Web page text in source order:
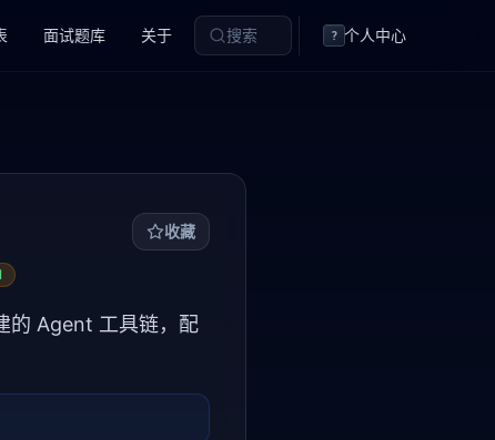
面试题库 关于 搜索 ? 个人中心
收藏
的 Agent 工具链，配